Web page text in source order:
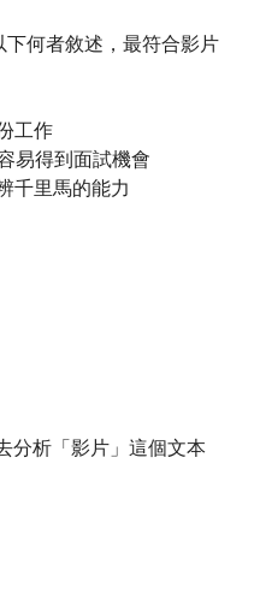
何者敘述，最符合影片
工作
易得到面試機會
千里馬的能力
分析「影片」這個文本